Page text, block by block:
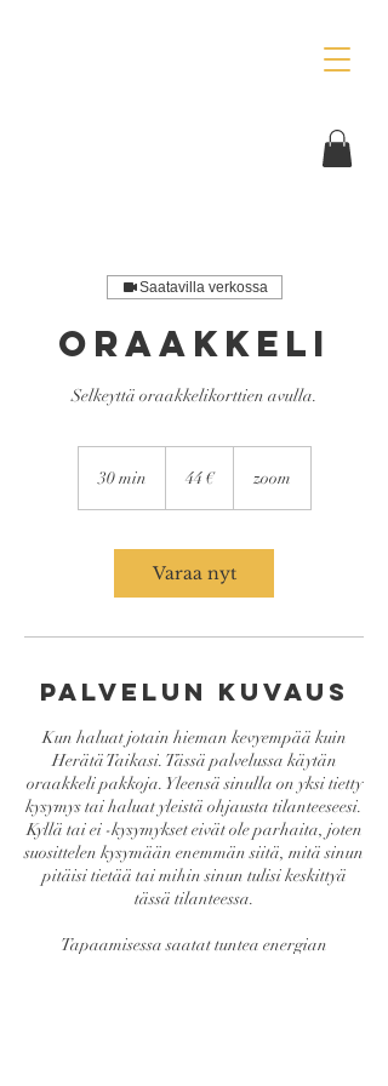
Saatavilla verkossa
Oraakkeli
Selkeyttä oraakkelikorttien avulla.
30 min
i
n
44 € zoom
Varaa nyt
Palvelun kuvaus
Kun haluat jotain hieman kevyempää kuin
Herätä Taikasi. Tässä palvelussa käytän
oraakkeli pakkoja. Yleensä sinulla on yksi tietty
kysymys tai haluat yleistä ohjausta tilanteeseesi.
Kyllä tai ei -kysymykset eivät ole parhaita, joten
suosittelen kysymään enemmän siitä, mitä sinun
pitäisi tietää tai mihin sinun tulisi keskittyä
tässä tilanteessa.
Tapaamisessa saatat tuntea energian